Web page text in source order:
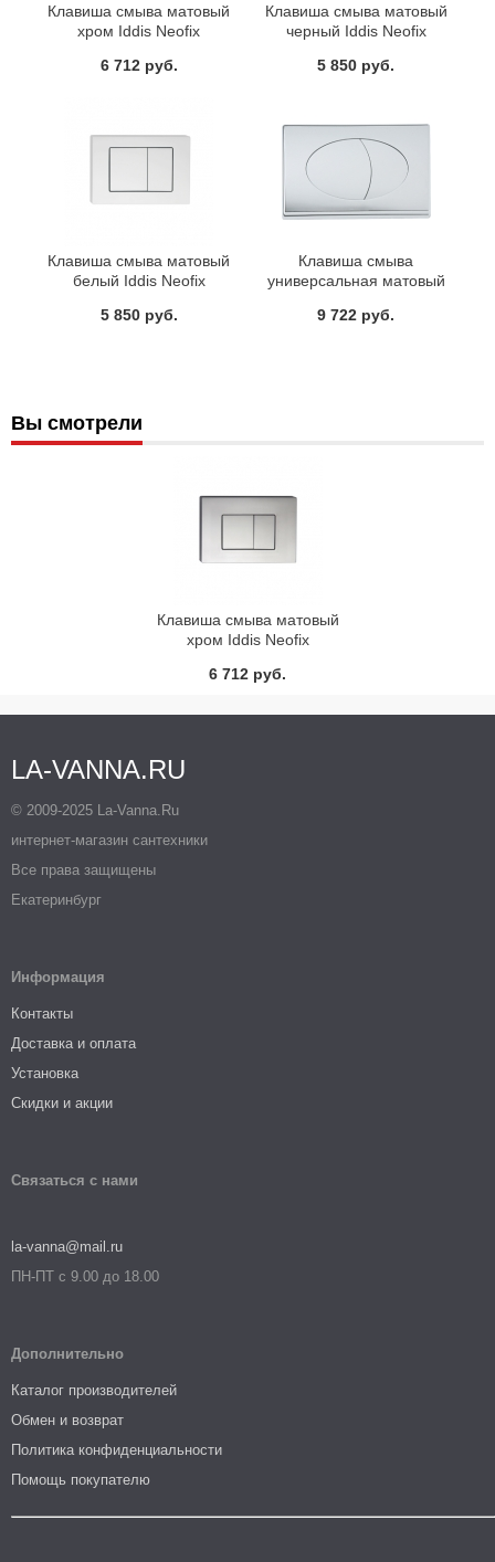
Клавиша смыва матовый
хром Iddis Neofix
6 712 руб.
Клавиша смыва матовый
черный Iddis Neofix
5 850 руб.
Клавиша смыва матовый
белый Iddis Neofix
5 850 руб.
Клавиша смыва
универсальная матовый
9 722 руб.
Вы смотрели
Клавиша смыва матовый
хром Iddis Neofix
6 712 руб.
LA-VANNA.RU
© 2009-2025 La-Vanna.Ru
интернет-магазин сантехники
Все права защищены
Екатеринбург
Информация
Контакты
Доставка и оплата
Установка
Скидки и акции
Связаться с нами
la-vanna@mail.ru
ПН-ПТ с 9.00 до 18.00
Дополнительно
Каталог производителей
Обмен и возврат
Политика конфиденциальности
Помощь покупателю